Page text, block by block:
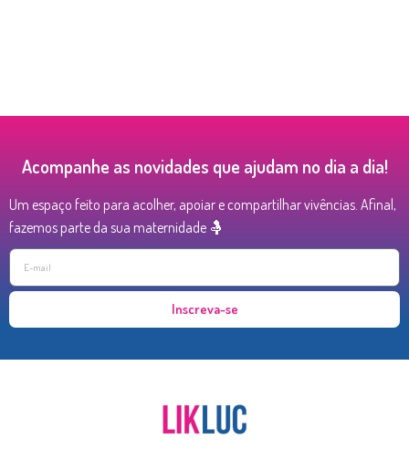
Acompanhe as novidades que ajudam no dia a dia!
Um espaço feito para acolher, apoiar e compartilhar vivências. Afinal,
fazemos parte da sua maternidade 🤱
Inscreva-se